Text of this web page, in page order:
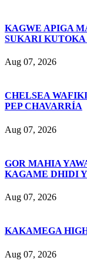
KAGWE APIGA
SUKARI KUTOKA
Aug 07, 2026
CHELSEA
PEP CHAVARRÍA
Aug 07, 2026
GOR MAHIA
KAGAME DHIDI
Aug 07, 2026
KAKAMEGA
Aug 07, 2026